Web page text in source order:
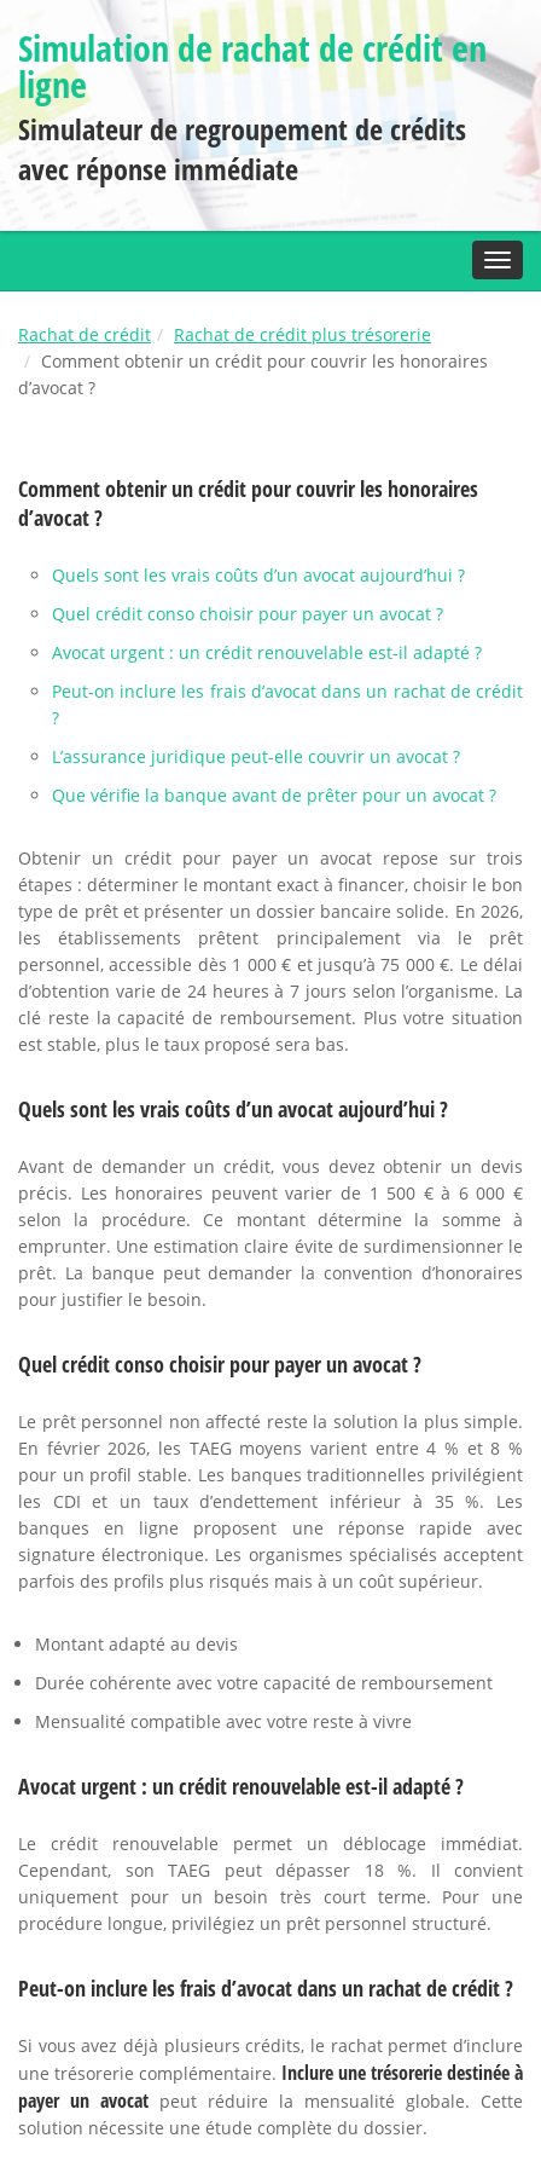
Simulation de rachat de crédit en
ligne
Simulateur de regroupement de crédits
avec réponse immédiate
Rachat de crédit
Rachat de crédit plus trésorerie
Comment obtenir un crédit pour couvrir les honoraires
d’avocat ?
Comment obtenir un crédit pour couvrir les honoraires
d’avocat ?
Quels sont les vrais coûts d’un avocat aujourd’hui ?
Quel crédit conso choisir pour payer un avocat ?
Avocat urgent : un crédit renouvelable est-il adapté ?
Peut-on inclure les frais d’avocat dans un rachat de crédit
?
L’assurance juridique peut-elle couvrir un avocat ?
Que vérifie la banque avant de prêter pour un avocat ?
Obtenir un crédit pour payer un avocat repose sur trois
étapes : déterminer le montant exact à financer, choisir le bon
type de prêt et présenter un dossier bancaire solide. En 2026,
les établissements prêtent principalement via le prêt
personnel, accessible dès 1 000 € et jusqu’à 75 000 €. Le délai
d’obtention varie de 24 heures à 7 jours selon l’organisme. La
clé reste la capacité de remboursement. Plus votre situation
est stable, plus le taux proposé sera bas.
Quels sont les vrais coûts d’un avocat aujourd’hui ?
Avant de demander un crédit, vous devez obtenir un devis
précis. Les honoraires peuvent varier de 1 500 € à 6 000 €
selon la procédure. Ce montant détermine la somme à
emprunter. Une estimation claire évite de surdimensionner le
prêt. La banque peut demander la convention d’honoraires
pour justifier le besoin.
Quel crédit conso choisir pour payer un avocat ?
Le prêt personnel non affecté reste la solution la plus simple.
En février 2026, les TAEG moyens varient entre 4 % et 8 %
pour un profil stable. Les banques traditionnelles privilégient
les CDI et un taux d’endettement inférieur à 35 %. Les
banques en ligne proposent une réponse rapide avec
signature électronique. Les organismes spécialisés acceptent
parfois des profils plus risqués mais à un coût supérieur.
Montant adapté au devis
Durée cohérente avec votre capacité de remboursement
Mensualité compatible avec votre reste à vivre
Avocat urgent : un crédit renouvelable est-il adapté ?
Le crédit renouvelable permet un déblocage immédiat.
Cependant, son TAEG peut dépasser 18 %. Il convient
uniquement pour un besoin très court terme. Pour une
procédure longue, privilégiez un prêt personnel structuré.
Peut-on inclure les frais d’avocat dans un rachat de crédit ?
Si vous avez déjà plusieurs crédits, le rachat permet d’inclure
une trésorerie complémentaire. Inclure une trésorerie destinée à
payer un avocat peut réduire la mensualité globale. Cette
solution nécessite une étude complète du dossier.